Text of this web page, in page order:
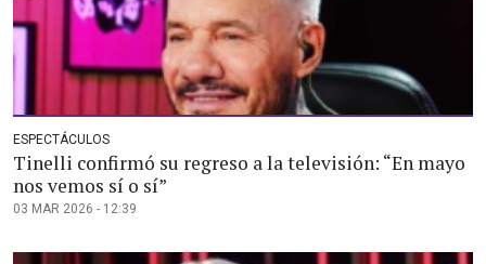
ESPECTÁCULOS
Tinelli confirmó su regreso a la televisión: “En mayo
nos vemos sí o sí”
03 MAR 2026 - 12:39